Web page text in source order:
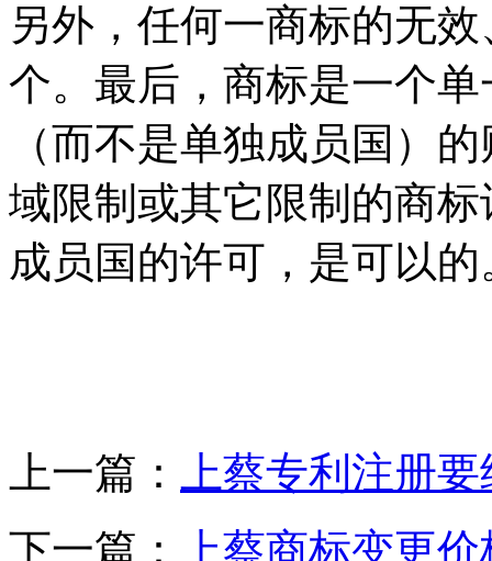
另外，任何一商标的无
个。最后，商标是一个
（而不是单独成员国）
域限制或其它限制的商
成员国的许可，是可以的
上一篇：
上蔡专利注册
下一篇：
上蔡商标变更